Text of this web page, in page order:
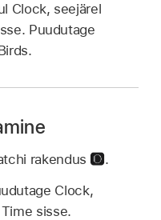
Clock, seejärel
Puudutage
rakendus
.
Clock,
sisse.